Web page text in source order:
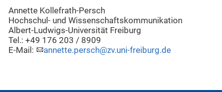
Annette Kollefrath-Persch
Hochschul- und Wissenschaftskommunikation
Albert-Ludwigs-Universität Freiburg
Tel.: +49 176 203 / 8909
E-Mail:
annette.persch@zv.uni-freiburg.de